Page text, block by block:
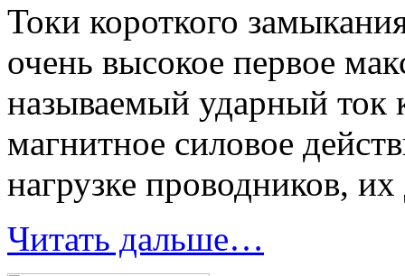
Токи короткого
очень высокое первое
называемый ударный ток
магнитное силовое
нагрузке проводников,
Читать дальше…